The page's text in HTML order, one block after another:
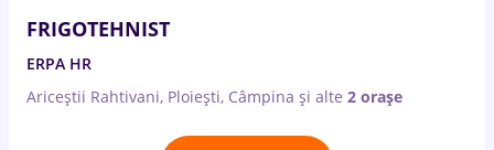
FRIGOTEHNIST
ERPA HR
Ariceștii Rahtivani, Ploiești, Câmpina și alte 2 orașe